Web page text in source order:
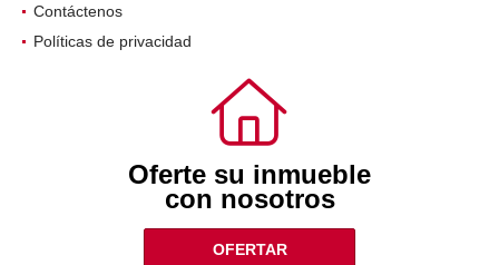
Contáctenos
Políticas de privacidad
Oferte su inmueble
con nosotros
OFERTAR